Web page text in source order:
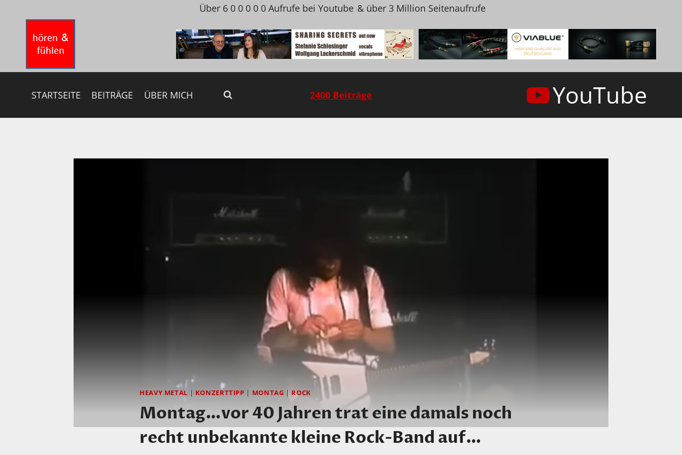
springen
Über 6 0 0 0 0 0 Aufrufe bei Youtube & über 3 Million Seitenaufrufe
STARTSEITE BEITRÄGE ÜBER MICH 2400 Beiträge YouTube
HEAVY METAL | KONZERTTIPP | MONTAG | ROCK
Montag…vor 40 Jahren trat eine damals noch
recht unbekannte kleine Rock-Band auf…